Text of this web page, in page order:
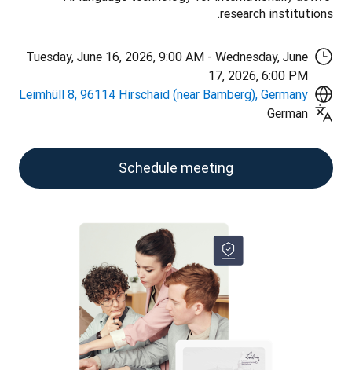
research institutions.
Tuesday, June 16, 2026, 9:00 AM - Wednesday, June
17, 2026, 6:00 PM
Leimhüll 8, 96114 Hirschaid (near Bamberg), Germany
German
Schedule meeting